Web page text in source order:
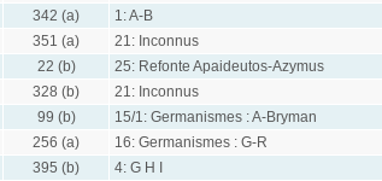
342 (a)
1: A-B
351 (a)
21: Inconnus
22 (b)
25: Refonte Apaideutos-Azymus
328 (b)
21: Inconnus
99 (b)
15/1: Germanismes : A-Bryman
256 (a)
16: Germanismes : G-R
395 (b)
4: G H I